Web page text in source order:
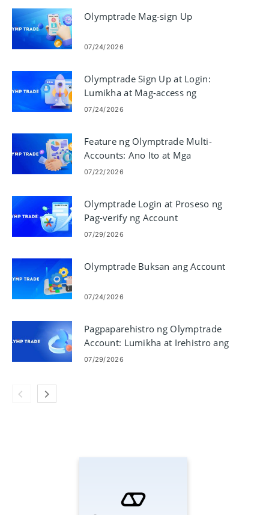
Olymptrade Mag-sign Up
07/24/2026
Olymptrade Sign Up at Login:
Lumikha at Mag-access ng
Account
07/24/2026
Feature ng Olymptrade Multi-
Accounts: Ano Ito at Mga
Pangunahing Benepisyo
07/22/2026
Olymptrade Login at Proseso ng
Pag-verify ng Account
07/29/2026
Olymptrade Buksan ang Account
07/24/2026
Pagpaparehistro ng Olymptrade
Account: Lumikha at Irehistro ang
Iyong Account
07/29/2026